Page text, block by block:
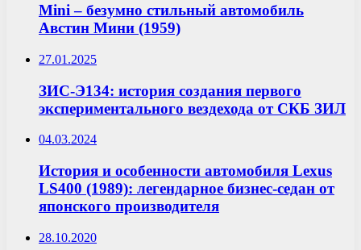
Mini – безумно стильный автомобиль
Австин Мини (1959)
27.01.2025
ЗИС-Э134: история создания первого
экспериментального вездехода от СКБ ЗИЛ
04.03.2024
История и особенности автомобиля Lexus
LS400 (1989): легендарное бизнес-седан от
японского производителя
28.10.2020